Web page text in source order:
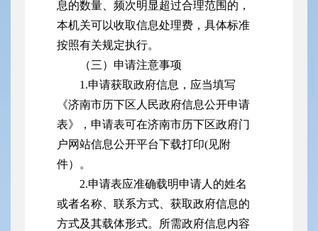
息的数量、频次明显超过合理范围的，
本机关可以收取信息处理费，具体标准
按照有关规定执行。
（三）申请注意事项
1.申请获取政府信息，应当填写
《济南市历下区人民政府信息公开申请
表》，申请表可在济南市历下区政府门
户网站信息公开平台下载打印(见附
件）。
2.申请表应准确载明申请人的姓名
或者名称、联系方式、获取政府信息的
方式及其载体形式。所需政府信息内容